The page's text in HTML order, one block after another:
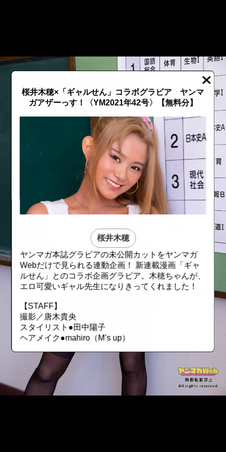
桜井木穂×「ギャルせん」コラボグラビア ヤンマ
ガアザーっす！〈YM2021年42号〉【無料分】
桜井木穂
ヤンマガ本誌グラビアの未公開カットをヤンマガ
Webだけで見られる連動企画！ 新連載漫画「ギャ
ルせん」とのコラボ企画グラビア。木穂ちゃんが、
エロ可愛いギャル先生になりきってくれました！
【STAFF】
撮影／唐木貴央
スタイリスト●田中陽子
ヘアメイク●mahiro（M’s up）
::fzkqzrz.oi